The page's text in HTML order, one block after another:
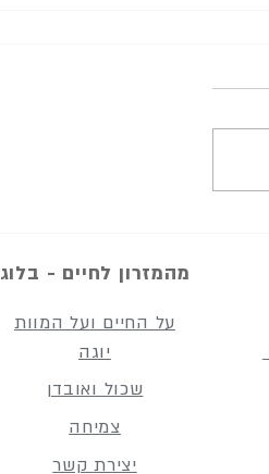
מהמזרון לחיים - בלוג
על החיים ועל המוות
יוגה
שכול ואובדן
צמיחה
יצירת קשר